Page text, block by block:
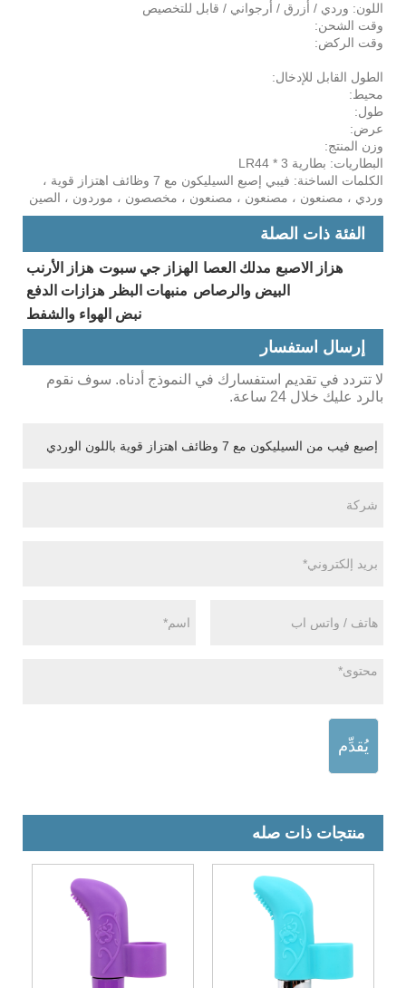
اللون: وردي / أزرق / أرجواني / قابل للتخصيص
وقت الشحن:
وقت الركض:
الطول القابل للإدخال:
محيط:
طول:
عرض:
وزن المنتج:
البطاريات: بطارية LR44 * 3
الكلمات الساخنة: فيبي إصبع السيليكون مع 7 وظائف اهتزاز قوية ،
وردي ، مصنعون ، مصنعون ، مصنعون ، مخصصون ، موردون ، الصين
الفئة ذات الصلة
هزاز الأرنب الهزاز جي سبوت مدلك العصا هزاز الاصبع
هزازات الدفع منبهات البظر البيض والرصاص
نبض الهواء والشفط
إرسال استفسار
لا تتردد في تقديم استفسارك في النموذج أدناه. سوف نقوم
بالرد عليك خلال 24 ساعة.
يُقدِّم
منتجات ذات صله